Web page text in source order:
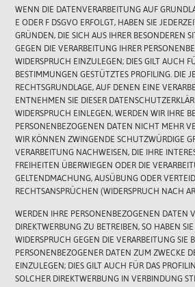
WENN DIE DATENVERARBEITUNG AUF
E ODER F DSGVO ERFOLGT, HABEN SIE
GRÜNDEN, DIE SICH AUS IHRER BESONDEREN
GEGEN DIE VERARBEITUNG IHRER
WIDERSPRUCH EINZULEGEN; DIES GILT AUCH
BESTIMMUNGEN GESTÜTZTES PROFILING. DIE
RECHTSGRUNDLAGE, AUF DENEN EINE
ENTNEHMEN SIE DIESER
WIDERSPRUCH EINLEGEN, WERDEN WIR IHRE
PERSONENBEZOGENEN DATEN NICHT MEHR
WIR KÖNNEN ZWINGENDE SCHUTZWÜRDIGE
VERARBEITUNG NACHWEISEN, DIE IHRE
FREIHEITEN ÜBERWIEGEN ODER DIE
GELTENDMACHUNG, AUSÜBUNG ODER
RECHTSANSPRÜCHEN (WIDERSPRUCH NACH
WERDEN IHRE PERSONENBEZOGENEN DATEN
DIREKTWERBUNG ZU BETREIBEN, SO HABEN
WIDERSPRUCH GEGEN DIE VERARBEITUNG SIE
PERSONENBEZOGENER DATEN ZUM ZWECKE
EINZULEGEN; DIES GILT AUCH FÜR DAS
SOLCHER DIREKTWERBUNG IN VERBINDUNG